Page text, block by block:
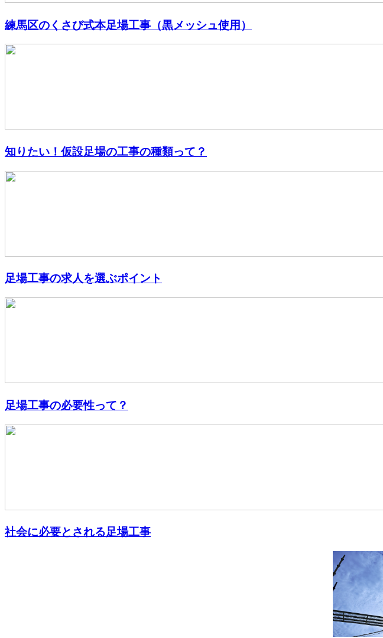
練馬区のくさび式本足場工事（黒メッシュ使用）
知りたい！仮設足場の工事の種類って？
足場工事の求人を選ぶポイント
足場工事の必要性って？
社会に必要とされる足場工事